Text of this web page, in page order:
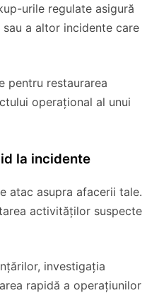
urile regulate asigură
a altor incidente care
pentru restaurarea
operațional al unui
la incidente
atac asupra afacerii tale.
activităților suspecte
investigația
rapidă a operațiunilor